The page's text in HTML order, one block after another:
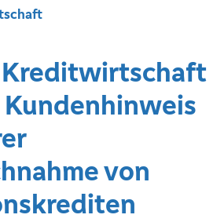
Kreditwirtschaft
von